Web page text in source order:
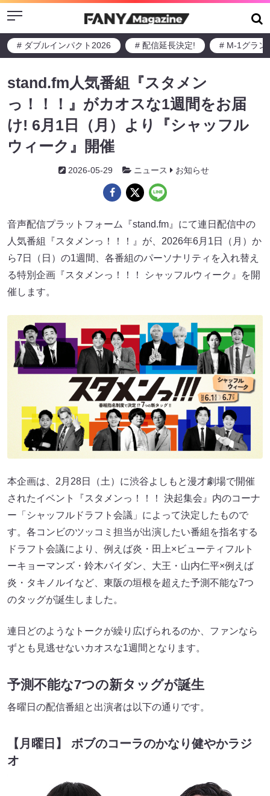
Menu
# ダブルインパクト2026 # 配信延長決定! # M-1グラン
stand.fm人気番組『スタメン
っ！！！』がカオスな1週間をお届
け! 6月1日（月）より『シャッフル
ウィーク』開催
2026-05-29 ニュース お知らせ
音声配信プラットフォーム『stand.fm』にて連日配信中の
人気番組『スタメンっ！！！』が、2026年6月1日（月）か
ら7日（日）の1週間、各番組のパーソナリティを入れ替え
る特別企画『スタメンっ！！！ シャッフルウィーク』を開
催します。
本企画は、2月28日（土）に渋谷よしもと漫才劇場で開催
されたイベント『スタメンっ！！！ 決起集会』内のコーナ
ー「シャッフルドラフト会議」によって決定したもので
す。各コンビのツッコミ担当が出演したい番組を指名する
ドラフト会議により、例えば炎・田上×ビューティフルト
ーキョーマンズ・鈴木バイダン、大王・山内仁平×例えば
炎・タキノルイなど、東阪の垣根を超えた予測不能な7つ
のタッグが誕生しました。
連日どのようなトークが繰り広げられるのか、ファンなら
ずとも見逃せないカオスな1週間となります。
予測不能な7つの新タッグが誕生
各曜日の配信番組と出演者は以下の通りです。
【月曜日】 ボブのコーラのかなり健やかラジ
オ